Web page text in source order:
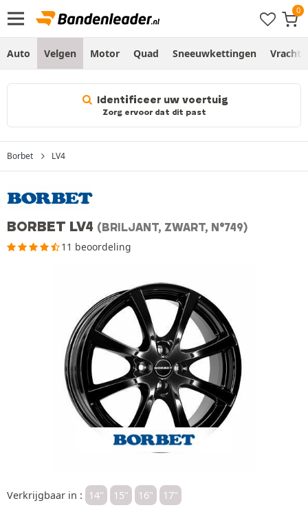
Auto Velgen Motor Quad Sneeuwkettingen
Identificeer uw voertuig
Zorg ervoor dat dit past
Borbet LV4
BORBET LV4 (BRILJANT, ZWART, N°749)
11 beoordeling
Verkrijgbaar in : 14" 15" 16" 17"